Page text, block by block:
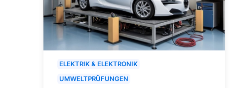
ELEKTRIK & ELEKTRONIK
UMWELTPRÜFUNGEN